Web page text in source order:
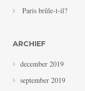
Paris brûle-t-il?
ARCHIEF
december 2019
september 2019